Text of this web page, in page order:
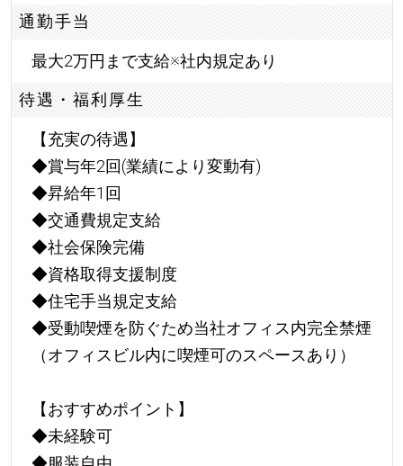
通勤手当
最大2万円まで支給※社内規定あり
待遇・福利厚生
【充実の待遇】
◆賞与年2回(業績により変動有)
◆昇給年1回
◆交通費規定支給
◆社会保険完備
◆資格取得支援制度
◆住宅手当規定支給
◆受動喫煙を防ぐため当社オフィス内完全禁煙
（オフィスビル内に喫煙可のスペースあり）
【おすすめポイント】
◆未経験可